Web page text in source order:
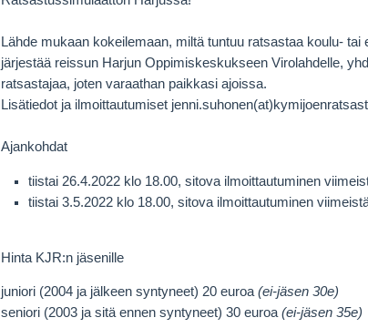
Lähde mukaan kokeilemaan, miltä tuntuu ratsastaa koulu-
järjestää reissun Harjun Oppimiskeskukseen Virolahdelle,
ratsastajaa, joten varaathan paikkasi ajoissa.
Lisätiedot ja ilmoittautumiset
Ajankohdat
tiistai 26.4.2022 klo 18.00, sitova ilmoittautuminen
tiistai 3.5.2022 klo 18.00, sitova ilmoittautuminen
Hinta KJR:n jäsenille
juniori (2004 ja jälkeen syntyneet) 20 euroa (ei-jäsen 30e)
seniori (2003 ja sitä ennen syntyneet) 30 euroa (ei-jäsen 35e)